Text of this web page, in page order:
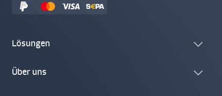
Lösungen
Über uns